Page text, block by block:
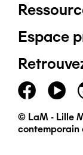
Pied
de
page
Espace
© LaM - Lille
contemporain